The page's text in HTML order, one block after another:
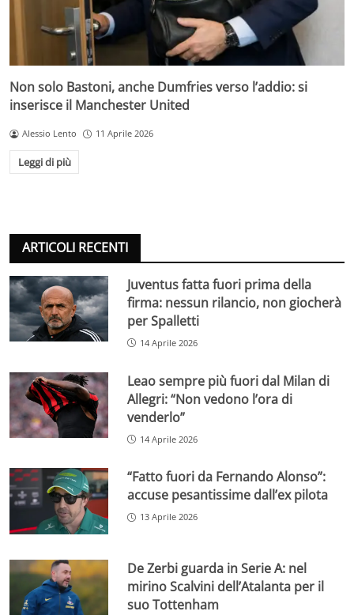
Non solo Bastoni, anche Dumfries verso l’addio: si
inserisce il Manchester United
Alessio Lento 11 Aprile 2026
Leggi di più
ARTICOLI RECENTI
Juventus fatta fuori prima della
firma: nessun rilancio, non giocherà
per Spalletti
14 Aprile 2026
Leao sempre più fuori dal Milan di
Allegri: “Non vedono l’ora di
venderlo”
14 Aprile 2026
“Fatto fuori da Fernando Alonso”:
accuse pesantissime dall’ex pilota
13 Aprile 2026
De Zerbi guarda in Serie A: nel
mirino Scalvini dell’Atalanta per il
suo Tottenham